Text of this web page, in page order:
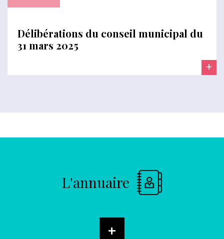
Délibérations du conseil municipal du
31 mars 2025
+
L'annuaire
+